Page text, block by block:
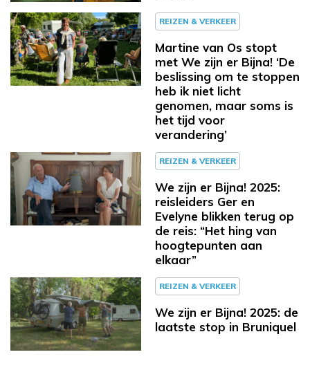
REIZEN & VERKEER
Martine van Os stopt
met We zijn er Bijna! ‘De
beslissing om te stoppen
heb ik niet licht
genomen, maar soms is
het tijd voor
verandering’
REIZEN & VERKEER
We zijn er Bijna! 2025:
reisleiders Ger en
Evelyne blikken terug op
de reis: “Het hing van
hoogtepunten aan
elkaar”
REIZEN & VERKEER
We zijn er Bijna! 2025: de
laatste stop in Bruniquel